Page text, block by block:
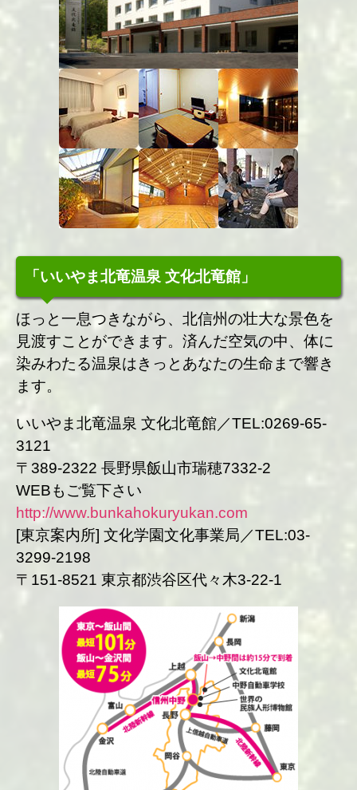
「いいやま北竜温泉 文化北竜館」
ほっと一息つきながら、北信州の壮大な景色を
見渡すことができます。済んだ空気の中、体に
染みわたる温泉はきっとあなたの生命まで響き
ます。
いいやま北竜温泉 文化北竜館／TEL:0269-65-
3121
〒389-2322 長野県飯山市瑞穂7332-2
WEBもご覧下さい
http://www.bunkahokuryukan.com
[東京案内所] 文化学園文化事業局／TEL:03-
3299-2198
〒151-8521 東京都渋谷区代々木3-22-1